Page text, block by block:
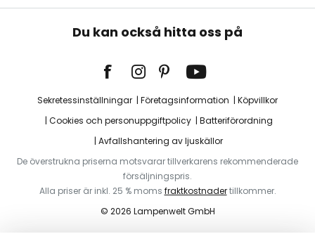
Du kan också hitta oss på
Sekretessinställningar Företagsinformation
Köpvillkor
Cookies och personuppgiftpolicy
Batteriförordning
Avfallshantering av ljuskällor
De överstrukna priserna motsvarar tillverkarens rekommenderade
försäljningspris.
Alla priser är inkl. 25 % moms fraktkostnadertillkommer.
© 2026 Lampenwelt GmbH